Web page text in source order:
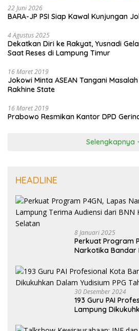
22 Juni 2026
BARA-JP PSI Siap Kawal Kunjungan
4 Agustus 2025
Dekatkan Diri ke Rakyat, Yusnadi
Saat Reses di Lampung Timur
16 Maret 2019
Jokowi Minta ASEAN Tangani
Rakhine State
16 Maret 2019
Prabowo Resmikan Kantor DPD
Selengkapnya
HEADLINE
8 Januari 2025
Perkuat Program
Narkotika Bandar
Selatan
30 Desember 2024
193 Guru PAI
Lampung